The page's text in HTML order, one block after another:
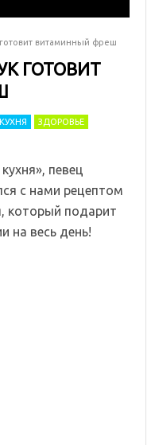
витаминный фреш
ГОТОВИТ
ЗДОРОВЬЕ
певец
с нами рецептом
который подарит
на весь день!